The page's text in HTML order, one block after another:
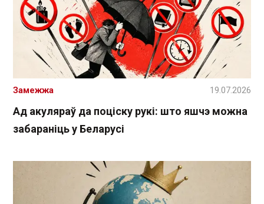
Ад акуляраў да поціску рукі: што яшчэ можна
забараніць у Беларусі
Замежжа 19.07.2026